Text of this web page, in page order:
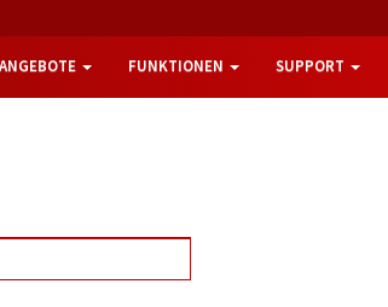
ANGEBOTE FUNKTIONEN SUPPORT